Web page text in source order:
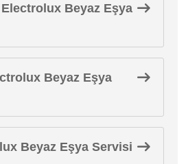
Beyaz Eşya
Beyaz Eşya
Beyaz Eşya Servisi